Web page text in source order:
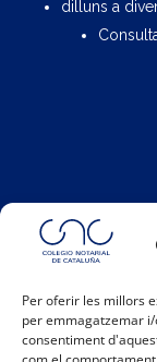
Per oferir les millors
per emmagatzemar
consentiment
dilluns a
Email: